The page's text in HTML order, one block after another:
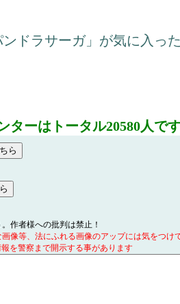
ドラサーガ」が気に入っ
ターはトータル20580人で
作者様への批判は禁止！
像等、法にふれる画像のアップには気をつけ
を警察まで開示する事があります